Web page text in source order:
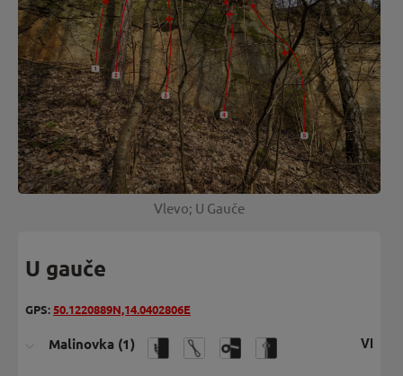
Vlevo; U Gauče
U gauče
GPS:50.1220889N,14.0402806E
Malinovka (1) VI